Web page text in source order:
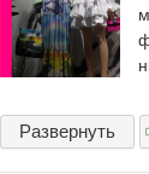
Развернуть